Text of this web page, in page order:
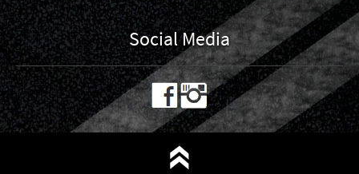
Social Media